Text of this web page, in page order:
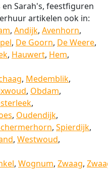
Sarah's, feestfiguren
artikelen ook in:
, Andijk, Avenhorn,
, De Goorn, De Weere,
, Hauwert, Hem,
, Medemblik,
, Obdam,
,
, Oudendijk,
, Spierdijk,
, Westwoud,
, Wognum, Zwaag,